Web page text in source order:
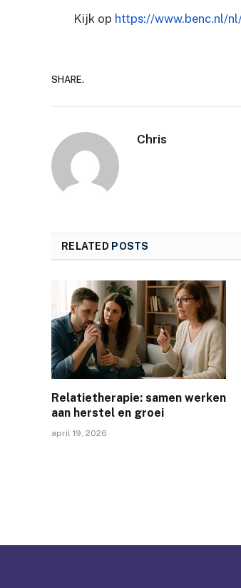
Kijk op https://www.benc.nl/
SHARE.
Chris
RELATED POSTS
Relatietherapie: samen werken
aan herstel en groei
april 19, 2026